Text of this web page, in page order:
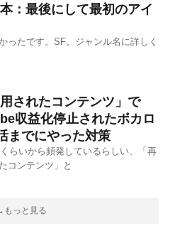
：最後にして最初のアイ
ったです。SF。ジャンル名に詳しく
用されたコンテンツ」で
収益化停止されたボカロ
までにやった対策
らいから頻発しているらしい、「再
コンテンツ」と
もっと見る